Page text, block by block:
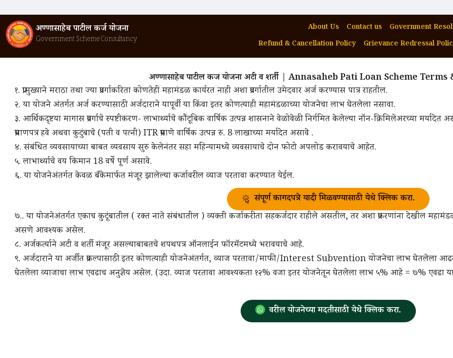
content अण्णासाहेब पाटील कर्ज योजना
Government Scheme Consultancy
About Us Contact us Government
Refund & Cancellation Policy
Grievance Redressal
अण्णासाहेब पाटील कर्ज योजना अटी व शर्ती | Annasaheb Pati Loan Scheme
१. प्रामुख्याने मराठा तथा ज्या प्रवर्गाकरिता कोणतेही महामंडळ कार्यरत नाही अशा प्रवर्गातील उमेदवार अर्ज करण्यास पात्र राहतील.
२. या योजने अंतर्गत अर्ज करण्यासाठी अर्जदाराने यापूर्वी या किंवा इतर कोणत्याही महामंडळाच्या योजनेचा लाभ घेतलेला नसावा.
३. आर्थिकदृष्टया मागास प्रवर्गाचे स्पष्टीकरण- लाभार्थ्याचे कौंटूबिक वार्षिक उत्पन्न शासनाने वेळोवेळी निर्गमित केलेल्या नॉन-क्रिमिलेअरच्या
प्रमाणपत्र हवे अथवा कुटुंबाचे (पती व पत्नी) ITR प्रमाणे वार्षिक उत्पन्न रु. 8 लाखाच्या मर्यादेत असावे .
४. संबंधित व्यवसायाच्या बाबत व्यवसाय सुरु केलेनंतर सहा महिन्यामध्ये व्यवसायाचे दोन फोटो अपलोड करावयाचे आहेत.
५. लाभार्थ्याचे वय किमान 18 वर्षे पूर्ण असावे.
६. या योजनेअंतर्गत केवळ बँकेमार्फत मंजूर झालेल्या कर्जावरील व्याज परतावा करण्यात येईल.
संपूर्ण कागदपत्रे यादी मिळवण्यासाठी येथे क्लिक करा.
७.. या योजनेअंतर्गत एकाच कुटूंबातील ( रक्त नाते संबंधातील ) व्यक्ती कर्जाकरीता सहकर्जदार राहीले असतील, तर अशा प्रकरणांना देखील
असणे आवश्यक असेल.
८. अर्जकर्त्याने अटी व शर्ती मंजूर असल्याबाबतचे शपथपत्र ऑनलाईन फॉरमॅटमध्ये भरावयाचे आहे.
९. अर्जदाराने या अर्जीत प्रकल्पासाठी इतर कोणत्याही योजनेअंतर्गत, व्याज परतावा/माफी/Interest Subvention योजनेचा लाभ
घेतलेला व्याजाचा लाभ एवढाच अनुज्ञेय असेल. (उदा. व्याज परतावा आवश्यकता १२% वजा इतर योजनेतून घेतलेला लाभ ५% आहे = ७% एवढा
वरील योजनेच्या मदतीसाठी येथे क्लिक करा.